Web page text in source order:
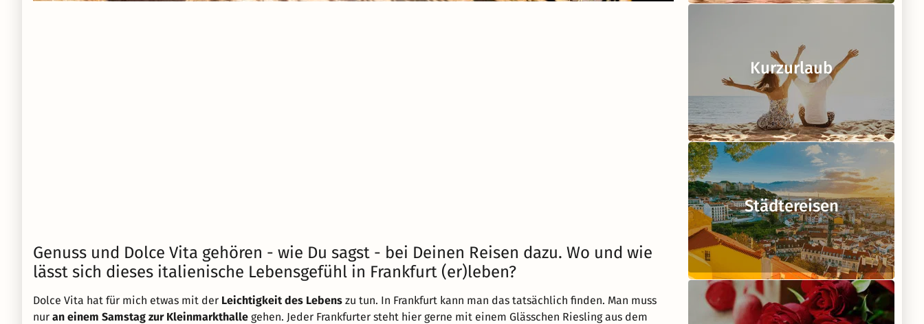
Genuss und Dolce Vita gehören - wie Du sagst - bei Deinen Reisen dazu. Wo und wie
lässt sich dieses italienische Lebensgefühl in Frankfurt (er)leben?
Dolce Vita hat für mich etwas mit der Leichtigkeit des Lebens zu tun. In Frankfurt kann man das tatsächlich finden. Man muss
nur an einem Samstag zur Kleinmarkthalle gehen. Jeder Frankfurter steht hier gerne mit einem Glässchen Riesling aus dem
Kurzurlaub
Städtereisen